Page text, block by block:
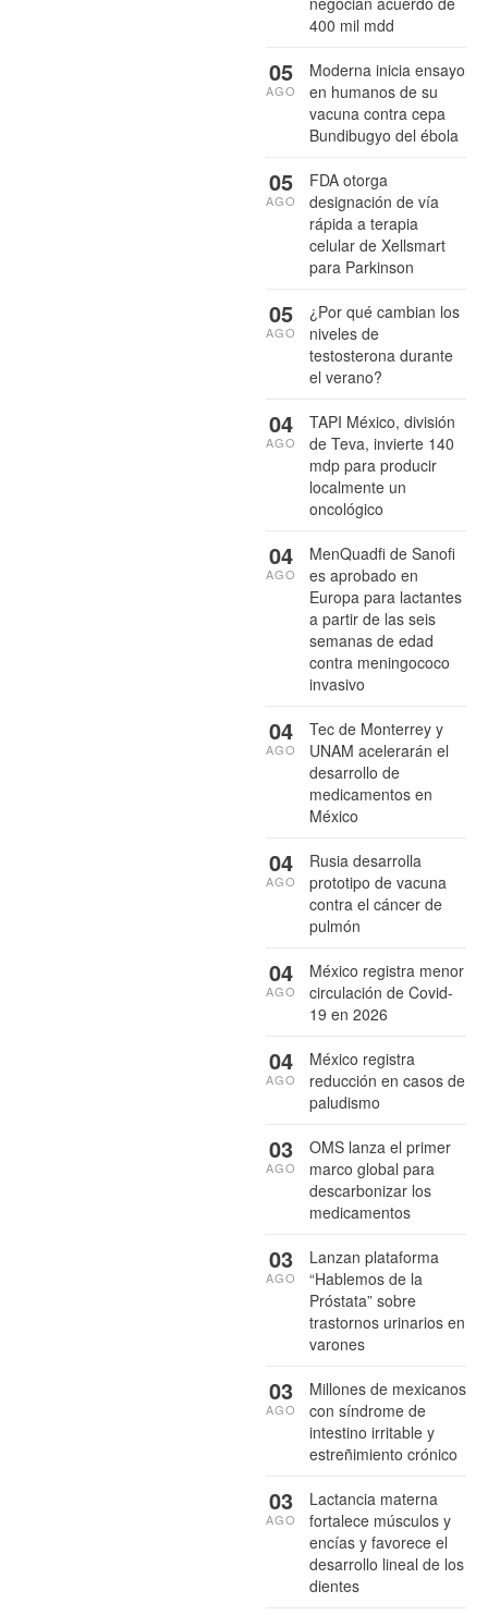
400 mil mdd
Moderna inicia ensayo
en humanos de su
vacuna contra cepa
Bundibugyo del ébola
05
AGO
FDA otorga
designación de vía
rápida a terapia
celular de Xellsmart
para Parkinson
05
AGO
¿Por qué cambian los
niveles de
testosterona durante
el verano?
05
AGO
TAPI México, división
de Teva, invierte 140
mdp para producir
localmente un
oncológico
04
AGO
MenQuadfi de Sanofi
es aprobado en
Europa para lactantes
a partir de las seis
semanas de edad
contra meningococo
invasivo
04
AGO
Tec de Monterrey y
UNAM acelerarán el
desarrollo de
medicamentos en
México
04
AGO
Rusia desarrolla
prototipo de vacuna
contra el cáncer de
pulmón
04
AGO
México registra menor
circulación de Covid-
19 en 2026
04
AGO
México registra
reducción en casos de
paludismo
04
AGO
OMS lanza el primer
marco global para
descarbonizar los
medicamentos
03
AGO
Lanzan plataforma
“Hablemos de la
Próstata” sobre
trastornos urinarios en
varones
03
AGO
Millones de mexicanos
con síndrome de
intestino irritable y
estreñimiento crónico
03
AGO
Lactancia materna
fortalece músculos y
encías y favorece el
desarrollo lineal de los
dientes
03
AGO